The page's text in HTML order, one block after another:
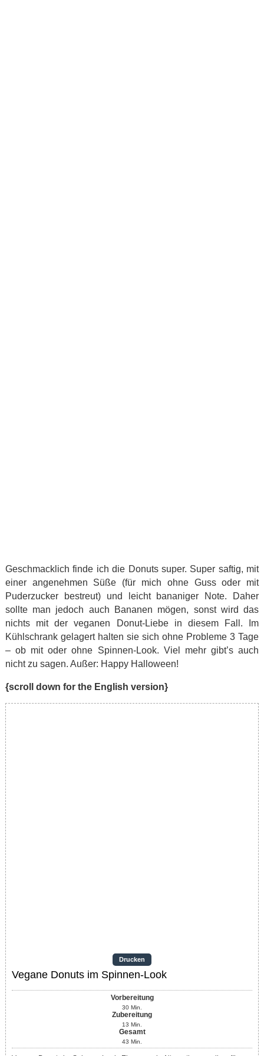
Geschmacklich finde ich die Donuts super. Super saftig, mit
einer angenehmen Süße (für mich ohne Guss oder mit
Puderzucker bestreut) und leicht bananiger Note. Daher
sollte man jedoch auch Bananen mögen, sonst wird das
nichts mit der veganen Donut-Liebe in diesem Fall. Im
Kühlschrank gelagert halten sie sich ohne Probleme 3 Tage
– ob mit oder ohne Spinnen-Look. Viel mehr gibt’s auch
nicht zu sagen. Außer: Happy Halloween!
{scroll down for the English version}
Drucken
Vegane Donuts im Spinnen-Look
Vorbereitung
30 Min.
Zubereitung
13 Min.
Gesamt
43 Min.